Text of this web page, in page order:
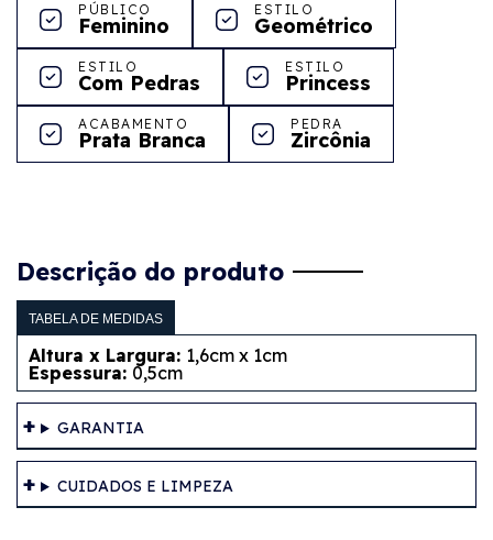
PÚBLICO
Feminino
ESTILO
Geométrico
ESTILO
Com Pedras
ESTILO
Princess
ACABAMENTO
Prata Branca
PEDRA
Zircônia
Descrição do produto
TABELA DE MEDIDAS
Altura x Largura: 1,6cm x 1cm
Espessura: 0,5cm
GARANTIA
CUIDADOS E LIMPEZA